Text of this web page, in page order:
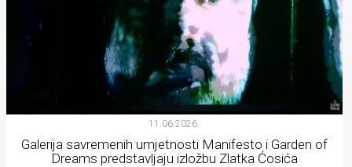
11.06.2026.
Galerija savremenih umjetnosti Manifesto i Garden of
Dreams predstavljaju izložbu Zlatka Ćosića